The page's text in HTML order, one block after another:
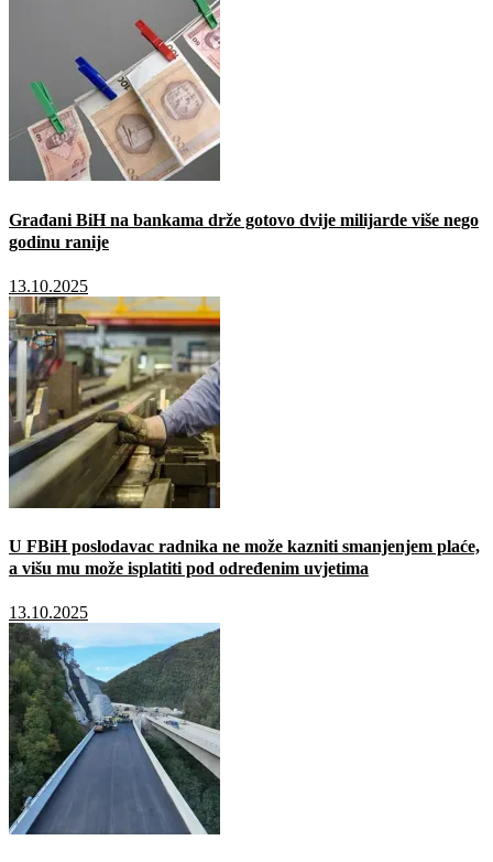
Građani BiH na bankama drže gotovo dvije milijarde više nego
godinu ranije
13.10.2025
U FBiH poslodavac radnika ne može kazniti smanjenjem plaće,
a višu mu može isplatiti pod određenim uvjetima
13.10.2025